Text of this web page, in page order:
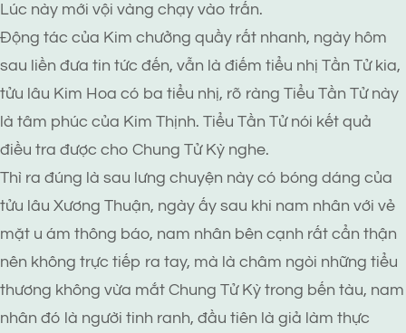
Lúc này mới vội vàng chạy vào trấn.
Động tác của Kim chưởng quầy rất nhanh, ngày hôm
sau liền đưa tin tức đến, vẫn là điếm tiểu nhị Tần Tử kia,
tửu lâu Kim Hoa có ba tiểu nhị, rõ ràng Tiểu Tần Tử này
là tâm phúc của Kim Thịnh. Tiểu Tần Tử nói kết quả
điều tra được cho Chung Tử Kỳ nghe.
Thì ra đúng là sau lưng chuyện này có bóng dáng của
tửu lâu Xương Thuận, ngày ấy sau khi nam nhân với vẻ
mặt u ám thông báo, nam nhân bên cạnh rất cẩn thận
nên không trực tiếp ra tay, mà là châm ngòi những tiểu
thương không vừa mắt Chung Tử Kỳ trong bến tàu, nam
nhân đó là người tinh ranh, đầu tiên là giả làm thực